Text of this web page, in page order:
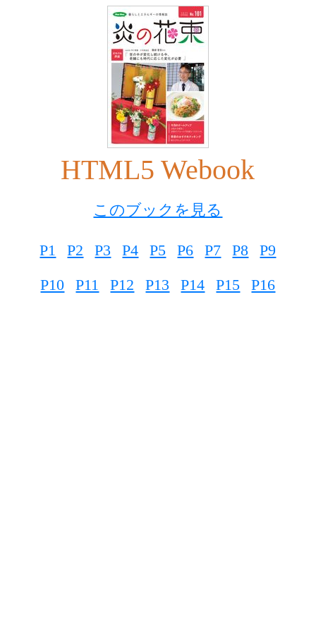
HTML5 Webook
このブックを見る
P1 P2 P3 P4 P5 P6 P7 P8
P9
P10
P11 P12 P13 P14 P15 P16